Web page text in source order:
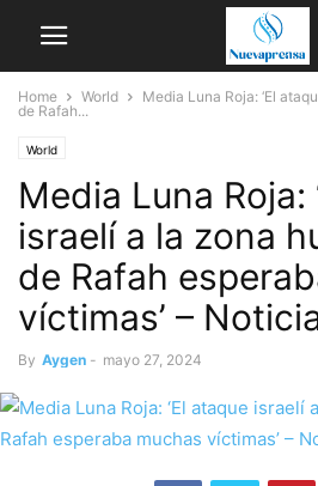
Home World
Media Luna Roja: ‘El
de Rafah...
World
Media Luna Roja:
israelí a la zona
de Rafah
víctimas’ –
By Aygen - mayo 27, 2024